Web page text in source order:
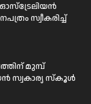
സ്വീകരിച്ച്
മുമ്പ്
സ്വകാര്യ സ്കൂൾ